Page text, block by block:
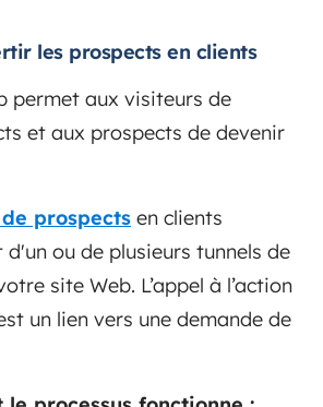
les prospects en clients
permet aux visiteurs de
et aux prospects de devenir
prospects en clients
ou de plusieurs tunnels de
site Web. L’appel à l’action
un lien vers une demande de